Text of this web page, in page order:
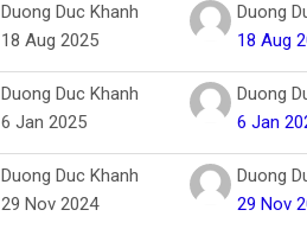
Duong Duc Khanh
18 Aug 2025
Duong
18 Aug
Duong Duc Khanh
6 Jan 2025
Duong
6 Jan
Duong Duc Khanh
29 Nov 2024
Duong
29 Nov